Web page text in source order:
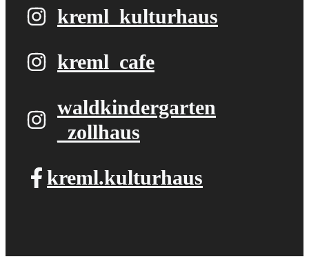
kreml_kulturhaus
kreml_cafe
waldkindergarten​
_zollhaus
kreml.kulturhaus